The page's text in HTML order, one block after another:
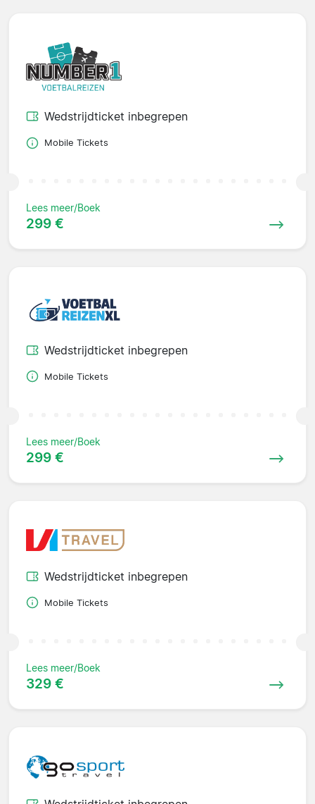
Wedstrijdticket inbegrepen
Mobile Tickets
Lees meer/Boek
299 €
Wedstrijdticket inbegrepen
Mobile Tickets
Lees meer/Boek
299 €
Wedstrijdticket inbegrepen
Mobile Tickets
Lees meer/Boek
329 €